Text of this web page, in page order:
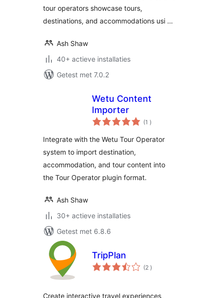
tour operators showcase tours,
destinations, and accommodations usi …
Ash Shaw
40+ actieve installaties
Getest met 7.0.2
Wetu Content
Importer
(1 aantal
beoordelingen
)
Integrate with the Wetu Tour Operator
system to import destination,
accommodation, and tour content into
the Tour Operator plugin format.
Ash Shaw
30+ actieve installaties
Getest met 6.8.6
TripPlan
(2 aantal
beoordelingen
)
Create interactive travel experiences